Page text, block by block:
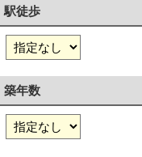
駅徒歩
築年数